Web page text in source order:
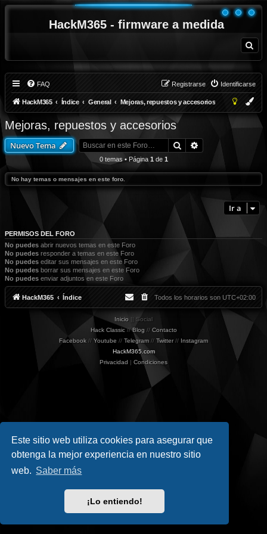
Este sitio web utiliza cookies para asegurar que
obtenga la mejor experiencia en nuestro sitio
web. Saber más
¡Lo entiendo!
HackM365 - firmware a medida
u
FAQ Identificarse
Registrarse
HackM365 Índice General Mejoras, repuestos y accesorios
Mejoras, repuestos y accesorios
Nuevo Tema Buscar
0 temas • Página 1 de 1
No hay temas o mensajes en este foro.
Ir a
PERMISOS DEL FORO
No puedes abrir nuevos temas en este Foro
No puedes responder a temas en este Foro
No puedes editar sus mensajes en este Foro
No puedes borrar sus mensajes en este Foro
No puedes enviar adjuntos en este Foro
HackM365 Índice Todos los horarios son UTC+02:00
Inicio || Social
Hack Classic//Blog // Contacto
Facebook // Youtube // Telegram // Twitter// Instagram
HackM365.com
Privacidad | Condiciones